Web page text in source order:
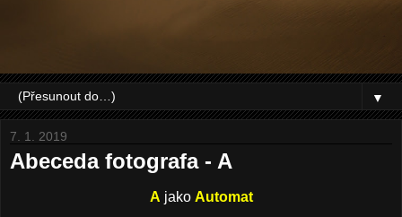
▼
7. 1. 2019
Abeceda fotografa - A
A jako Automat